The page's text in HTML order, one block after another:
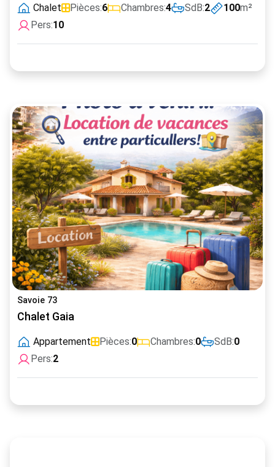
Chalet Pièces:6 Chambres:4 SdB:2 100m²
Pers:10
Savoie 73
Chalet Gaia
Appartement Pièces:0 Chambres:0 SdB:0
Pers:2